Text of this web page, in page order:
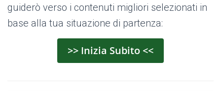
guiderò verso i contenuti migliori selezionati in
base alla tua situazione di partenza:
>> Inizia Subito <<